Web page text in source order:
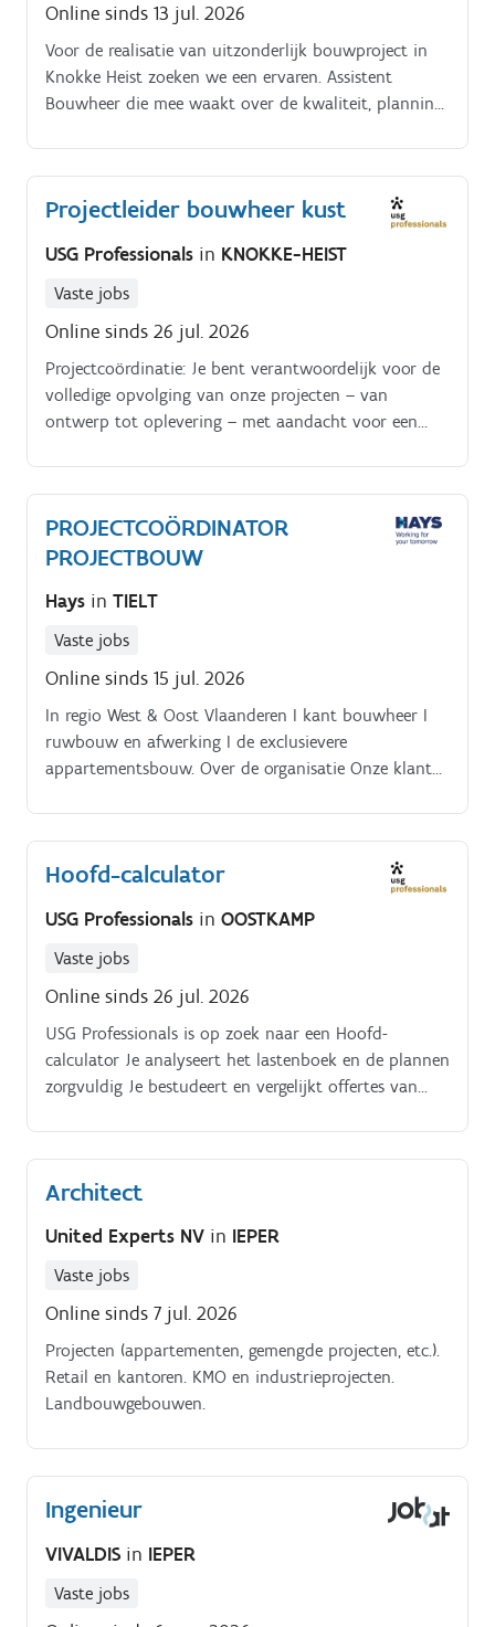
Online sinds 13 jul. 2026
Voor de realisatie van uitzonderlijk bouwproject in
Knokke Heist zoeken we een ervaren. Assistent
Bouwheer die mee waakt over de kwaliteit, planning,
renovatie, restauratie, publieke functies, commerciële
ruimtes en publieke omgevingsaanleg in één
schakel tussen bouwheer, ontwerpteam, aannemer en
andere betrokken partijen Als Assistent Bouwheer sta
Projectleider bouwheer kust
USG Professionals in KNOKKE-HEIST
Vaste jobs
Online sinds 26 jul. 2026
Projectcoördinatie: Je bent verantwoordelijk voor de
volledige opvolging van onze projecten – van
ontwerp tot oplevering – met aandacht voor een
Je zorgt ervoor dat elk project voldoet aan de hoge
kwaliteitsnormen die Cam Construct nastreeft
Communicatie: Als centraal aanspreekpunt
onderhoud je een vlotte samenwerking met
Budgetbeheer: Je bewaakt de bouwkosten en zorgt
dat elk project binnen het vooropgestelde budget
PROJECTCOÖRDINATOR
PROJECTBOUW
Hays in TIELT
Vaste jobs
Online sinds 15 jul. 2026
In regio West & Oost Vlaanderen I kant bouwheer I
ruwbouw en afwerking I de exclusievere
appartementsbouw. Over de organisatie Onze klant
Hoofd-calculator
USG Professionals in OOSTKAMP
Vaste jobs
Online sinds 26 jul. 2026
USG Professionals is op zoek naar een Hoofd-
calculator Je analyseert het lastenboek en de plannen
zorgvuldig Je bestudeert en vergelijkt offertes van
Je maakt offertes op voor zowel openbare als privé-
aanbestedingen Je zorgt voor de overdracht van het
dossier naar de uitvoeringsfase in nauwe
Architect
United Experts NV in IEPER
Vaste jobs
Online sinds 7 jul. 2026
Projecten (appartementen, gemengde projecten, etc.).
Retail en kantoren. KMO en industrieprojecten.
Landbouwgebouwen.
Ingenieur
VIVALDIS in IEPER
Vaste jobs